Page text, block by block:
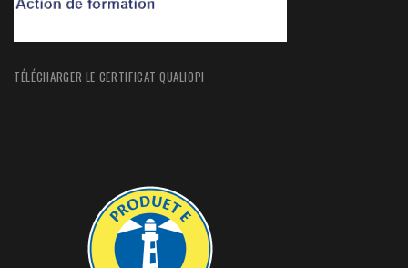
TÉLÉCHARGER LE CERTIFICAT QUALIOPI